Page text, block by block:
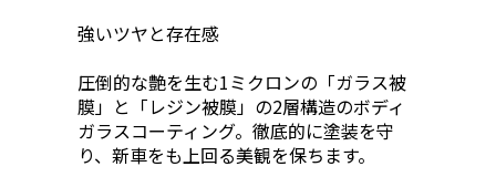
強いツヤと存在感
圧倒的な艶を生む1ミクロンの「ガラス被
膜」と「レジン被膜」の2層構造のボディ
ガラスコーティング。徹底的に塗装を守
り、新車をも上回る美観を保ちます。